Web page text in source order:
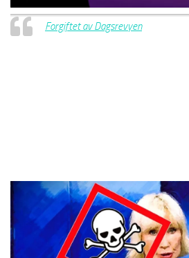
Forgiftet av Dagsrevyen